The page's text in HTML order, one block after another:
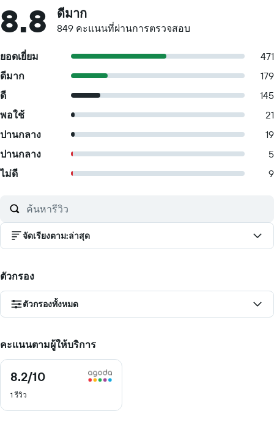
8.8 ดีมาก
849 คะแนนที่ผ่านการตรวจสอบ
ยอดเยี่ยม
471
ดีมาก
179
ดี
145
พอใช้
21
ปานกลาง
19
ปานกลาง
5
ไม่ดี
9
จัดเรียงตาม:ล่าสุด
ตัวกรอง
ตัวกรองทั้งหมด
คะแนนตามผู้ให้บริการ
8.2/10
8.2
10
1 รีวิว